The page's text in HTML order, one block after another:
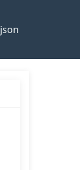
json